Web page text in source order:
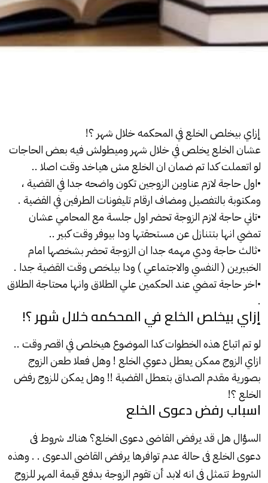
إزاي بيخلصالخلعفي المحكمه خلال شهر ؟!
عشان الخلع يخلص في خلال شهر وميطولش فيه بعض الحاجات
لو اتعملت كدا تم ضمان ان الخلع مش هياخد وقت اصلا ..
•اول حاجة لازم عناوين الزوجين تكون واضحه جدا في القضية ،
ومكتوبة بالتفصيل ومضاف ارقام تليفونات الطرفين في القضية .
•تاني حاجة لازم الزوجة تحضر اول جلسة مع المحامي عشان
تمضي انها بتتنازل عن مستحقتها ودا بيوفر وقت كبير ..
•ثالث حاجة ودي مهمه جدا ان الزوجة تحضر بشخصها امام
الخبيرين ( النفسي والاجتماعي ) ودا بيلخص وقت القضية جدا .
•اخر حاجة تمضي عند الحكمين علي الطلاق وانها محتاجة الطلاق
.
إزاي بيخلص الخلع في المحكمه خلال شهر ؟!
لو تم اتباع هذه الخطوات كدا الموضوع هيخلص في اقصر وقت ..
ازاي الزوج ممكن يعطل دعوي الخلع ! وهل فعلا طعن الزوج
بصورية مقدم الصداق بتعطل القضية !! وهل يمكن للزوج رفض
الخلع ؟!
اسباب رفض دعوى الخلع
السؤال هل قد يرفض القاضى دعوىالخلع؟ هناك شروط فى
دعوى الخلع فى حالة عدم توافرها يرفض القاضى الدعوى . . وهذه
الشروط تتمثل فى انه لابد أن تقوم الزوجة بدفع قيمة المهر للزوج